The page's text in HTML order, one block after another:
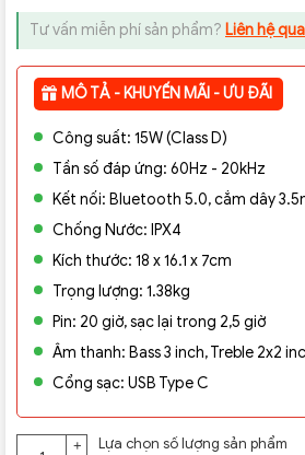
Tư vấn miễn phí sản phẩm? Liên hệ
MÔ TẢ - KHUYẾN MÃI - ƯU ĐÃI
Công suất: 15W (Class D)
Tần số đáp ứng: 60Hz - 20kHz
Kết nối: Bluetooth 5.0, cắm dây
Chống Nước: IPX4
Kích thước: 18 x 16.1 x 7cm
Trọng lượng: 1.38kg
Pin: 20 giờ, sạc lại trong 2,5 giờ
Âm thanh: Bass 3 inch, Treble 2x2
Cổng sạc: USB Type C
+
Lựa chọn số lượng sản phẩm